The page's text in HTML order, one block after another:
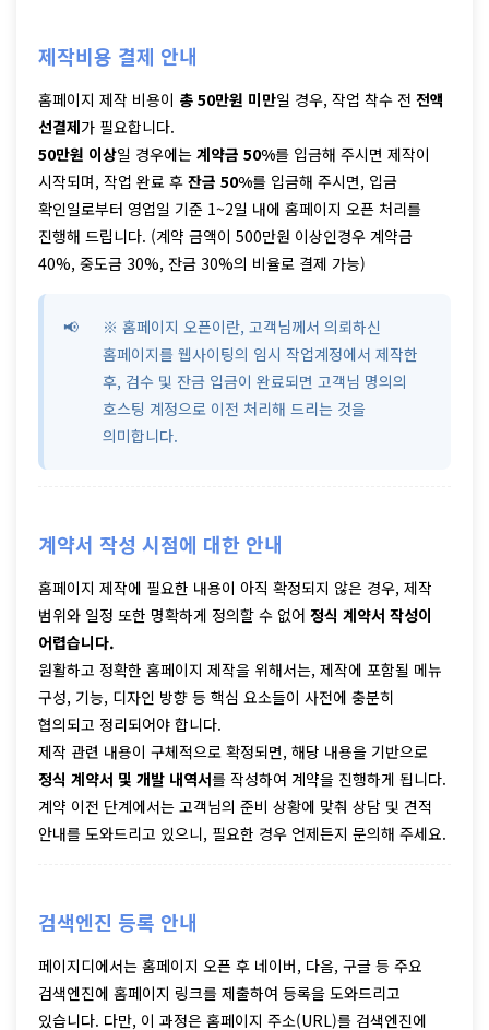
제작비용 결제 안내
홈페이지 제작 비용이 총 50만원 미만일 경우, 작업 착수 전 전액
선결제가 필요합니다.
50만원 이상일 경우에는 계약금 50%를 입금해 주시면 제작이
시작되며, 작업 완료 후 잔금 50%를 입금해 주시면, 입금
확인일로부터 영업일 기준 1~2일 내에 홈페이지 오픈 처리를
진행해 드립니다. (계약 금액이 500만원 이상인경우 계약금
40%, 중도금 30%, 잔금 30%의 비율로 결제 가능)
※ 홈페이지 오픈이란, 고객님께서 의뢰하신
홈페이지를 웹사이팅의 임시 작업계정에서 제작한
후, 검수 및 잔금 입금이 완료되면 고객님 명의의
호스팅 계정으로 이전 처리해 드리는 것을
의미합니다.
계약서 작성 시점에 대한 안내
홈페이지 제작에 필요한 내용이 아직 확정되지 않은 경우, 제작
범위와 일정 또한 명확하게 정의할 수 없어 정식 계약서 작성이
어렵습니다.
원활하고 정확한 홈페이지 제작을 위해서는, 제작에 포함될 메뉴
구성, 기능, 디자인 방향 등 핵심 요소들이 사전에 충분히
협의되고 정리되어야 합니다.
제작 관련 내용이 구체적으로 확정되면, 해당 내용을 기반으로
정식 계약서 및 개발 내역서를 작성하여 계약을 진행하게 됩니다.
계약 이전 단계에서는 고객님의 준비 상황에 맞춰 상담 및 견적
안내를 도와드리고 있으니, 필요한 경우 언제든지 문의해 주세요.
검색엔진 등록 안내
페이지디에서는 홈페이지 오픈 후 네이버, 다음, 구글 등 주요
검색엔진에 홈페이지 링크를 제출하여 등록을 도와드리고
있습니다. 다만, 이 과정은 홈페이지 주소(URL)를 검색엔진에